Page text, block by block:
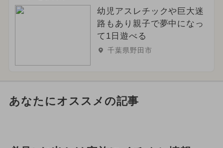
幼児アスレチックや巨大迷
路もあり親子で夢中になっ
て1日遊べる
千葉県野田市
あなたにオススメの記事